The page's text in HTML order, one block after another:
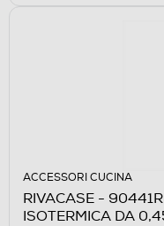
ACCESSORI CUCINA
RIVACASE -
ISOTERMICA DA